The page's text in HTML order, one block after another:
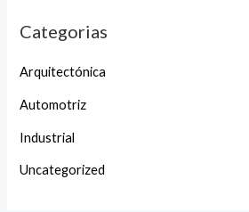
Categorias
Arquitectónica
Automotriz
Industrial
Uncategorized